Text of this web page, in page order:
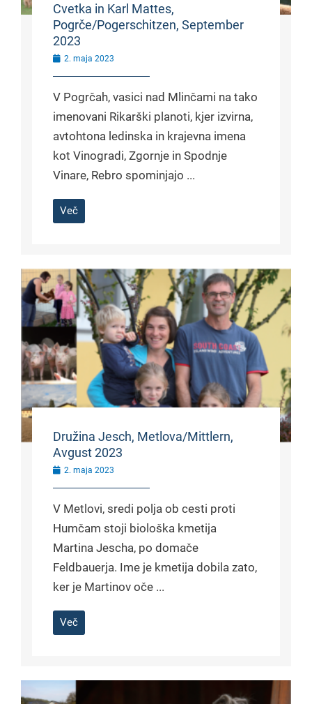
Cvetka in Karl Mattes,
Pogrče/Pogerschitzen, September
2023
2. maja 2023
V Pogrčah, vasici nad Mlinčami na tako
imenovani Rikarški planoti, kjer izvirna,
avtohtona ledinska in krajevna imena
kot Vinogradi, Zgornje in Spodnje
Vinare, Rebro spominjajo ...
Več
Družina Jesch, Metlova/Mittlern,
Avgust 2023
2. maja 2023
V Metlovi, sredi polja ob cesti proti
Humčam stoji biološka kmetija
Martina Jescha, po domače
Feldbauerja. Ime je kmetija dobila zato,
ker je Martinov oče ...
Več